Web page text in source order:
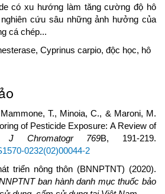
có xu hướng làm tăng cường độ hô
cứu sâu những ảnh hưởng của
cá chép...
Cyprinus carpio, độc học, hô
T., Minoia, C., & Maroni, M.
of Pesticide Exposure: A Review of
J Chromatogr 769B, 191-219.
0232(02)00044-2
triển nông thôn (BNNPTNT) (2020).
ban hành danh mục thuốc bảo